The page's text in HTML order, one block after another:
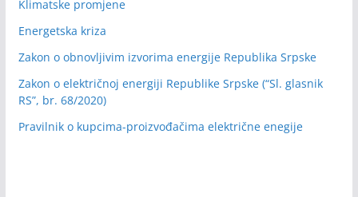
Klimatske promjene
Energetska kriza
Zakon o obnovljivim izvorima energije Republika Srpske
Zakon o električnoj energiji Republike Srpske (“Sl. glasnik
RS”, br. 68/2020)
Pravilnik o kupcima-proizvođačima električne enegije